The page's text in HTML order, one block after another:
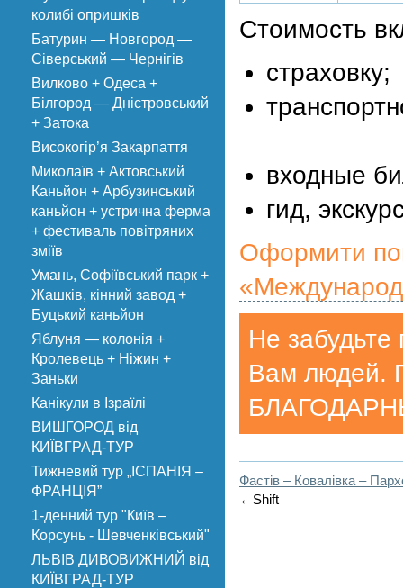
колибі опришків
Батурин — Новгород —
Сіверський — Чернігів
Вилково + Одеса +
Білгород — Дністровський
+ Затока
Високогір’я Закарпаття
Миколаїв + Актовський
Каньйон + Арбузинський
каньйон + устрична ферма
+ фестиваль повітряних
зміїв
Умань, Софіївський парк +
Жашків, кінний завод +
Буцький каньйон
Яблуня — колонія +
Кролевець + Ніжин +
Заньки
Канікули в Ізраїлі
ВИШГОРОД від
КИЇВГРАД-ТУР
Тижневий тур „ІСПАНІЯ –
ФРАНЦІЯ”
1-денний тур "Київ –
Корсунь - Шевченківський"
ЛЬВІВ ДИВОВИЖНИЙ від
КИЇВГРАД-ТУР
Стоимость
страховку;
входные
гид,
Оформити
Не забудьте
Вам людей.
Фастів – Ковалівка –
←Shift